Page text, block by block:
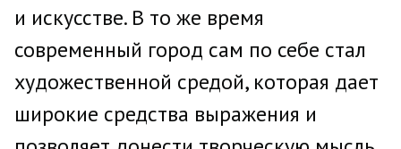
и искусстве. В то же время
современный город сам по себе стал
художественной средой, которая дает
широкие средства выражения и